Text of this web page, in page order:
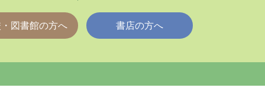
図書館の方へ 書店の方へ